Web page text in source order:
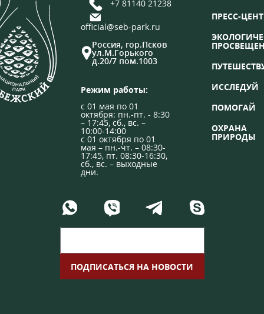
+7 81140 21238
official@seb-park.ru
Россия, гор.Псков
ул.М.Горького
д.20/7 пом.1003
Режим работы:
с 01 мая по 01
октября: пн.-пт. - 8:30
– 17:45, сб., вс. –
10:00-14:00
с 01 октября по 01
мая – пн.-чт. – 08:30-
17:45, пт. 08:30-16:30,
сб., вс. – выходные
дни.
ПРЕСС-
ИССЛЕДУЙ
ПОМОГАЙ
ОХРАНА
ПРИРОДЫ